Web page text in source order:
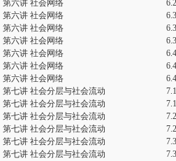
第六讲 社会网络
第六讲 社会网络
第六讲 社会网络
第六讲 社会网络
第六讲 社会网络
第六讲 社会网络
第六讲 社会网络
第七讲 社会分层与社会流动
第七讲 社会分层与社会流动
第七讲 社会分层与社会流动
第七讲 社会分层与社会流动
第七讲 社会分层与社会流动
第七讲 社会分层与社会流动